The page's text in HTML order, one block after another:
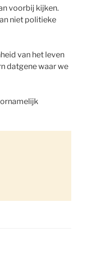
voorbij kijken.
niet politieke
van het leven
datgene waar we